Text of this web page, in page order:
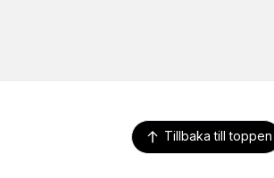
Tillbaka till toppen